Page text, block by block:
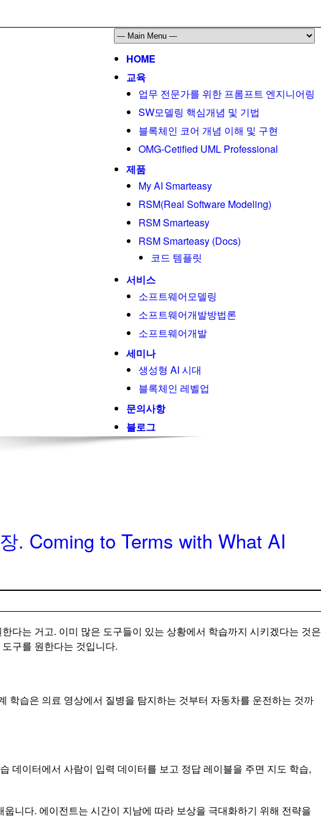
HOME
교육
업무 전문가를 위한 프롬프트 엔지니어링
SW모델링 핵심개념 및 기법
블록체인 코어 개념 이해 및 구현
OMG-Cetified UML Professional
제품
My AI Smarteasy
RSM(Real Software Modeling)
RSM Smarteasy
RSM Smarteasy (Docs)
코드 템플릿
서비스
소프트웨어모델링
소프트웨어개발방법론
소프트웨어개발
세미나
생성형 AI 시대
블록체인 레벨업
문의사항
블로그
. Coming to Terms with What AI
다는 거고. 이미 많은 도구들이 있는 상황에서 학습까지 시키겠다는 것은
구를 원한다는 것입니다.
학습은 의료 영상에서 질병을 탐지하는 것부터 자동차를 운전하는 것까
데이터에서 사람이 입력 데이터를 보고 정답 레이블을 주면 지도 학습,
니다. 에이전트는 시간이 지남에 따라 보상을 극대화하기 위해 전략을